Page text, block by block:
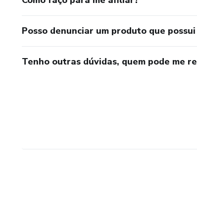
Posso denunciar um produto que
Tenho outras dúvidas, quem pode me